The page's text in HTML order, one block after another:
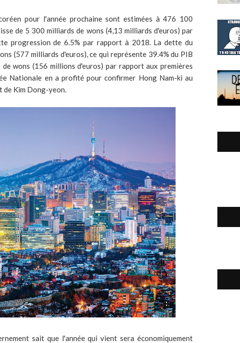
pour l'année prochaine sont estimées à 476 100
de 5 300 milliards de wons (4,13 milliards d'euros) par
progression de 6.5% par rapport à 2018. La dette du
(577 milliards d'euros), ce qui représente 39.4% du PIB
wons (156 millions d'euros) par rapport aux premières
Nationale en a profité pour confirmer Hong Nam-ki au
de Kim Dong-yeon.
sait que l'année qui vient sera économiquement